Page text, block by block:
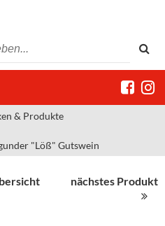
Großhandel
des Bierzapfens
& Produkte
"Löß" Gutswein
nächstes Produkt